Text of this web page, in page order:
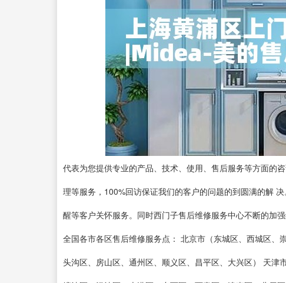
代表为您提供专业的产品、技术、使用、售后服务等方面的
理等服务，100%回访保证我们的客户的问题的到圆满的解
醒等客户关怀服务。同时西门子售后维修服务中心不断的加
全国各市各区售后维修服务点： 北京市（东城区、西城区
头沟区、房山区、通州区、顺义区、昌平区、大兴区） 天津